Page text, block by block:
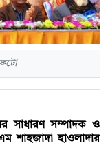
সাধারণ সম্পাদক ও
শাহজাদা হাওলাদার